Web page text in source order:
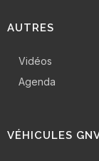
AUTRES
Vidéos
Agenda
VÉHICULES